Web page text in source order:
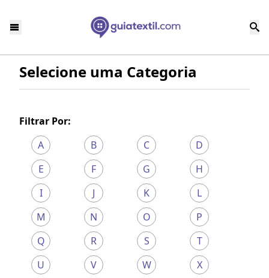
Selecione uma Categoria
Filtrar Por:
A
B C
D
E
F G
H
I
J K
L
M
N O
P
Q
R S
T
U
V W
X